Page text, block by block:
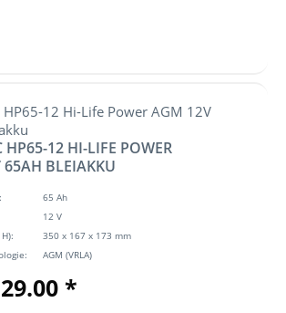
HP65-12 HI-LIFE POWER
BLEIAKKU
65 Ah
12 V
350 x 167 x 173 mm
AGM (VRLA)
*